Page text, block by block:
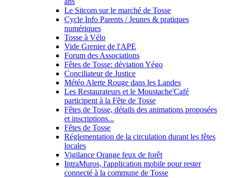
Le Sitcom sur le marché de Tosse
Cycle Info Parents / Jeunes & pratiques
numériques
Tosse à Vélo
Vide Grenier de l'APE
Forum des Associations
Fêtes de Tosse: déviation Yégo
Conciliateur de Justice
Météo Alerte Rouge dans les Landes
Les Restaurateurs et le Moustache'Café
participent à la Fête de Tosse
Fêtes de Tosse, détails des animations proposées
et inscriptions...
Fêtes de Tosse
Réglementation de la circulation durant les fêtes
locales
Vigilance Orange feux de forêt
IntraMuros, l'application mobile pour rester
connecté à la commune de Tosse